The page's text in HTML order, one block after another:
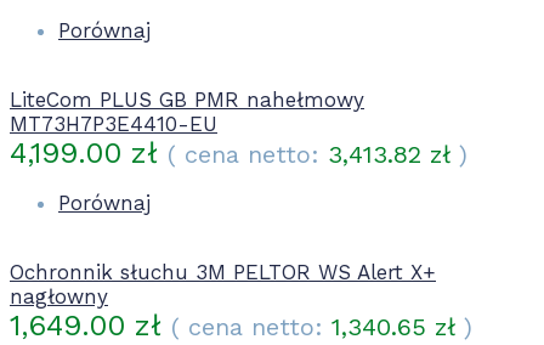
Porównaj
LiteCom PLUS GB PMR nahełmowy
MT73H7P3E4410-EU
4,199.00 zł ( cena netto: 3,413.82 zł )
Porównaj
Ochronnik słuchu 3M PELTOR WS Alert X+
nagłowny
1,649.00 zł ( cena netto: 1,340.65 zł )